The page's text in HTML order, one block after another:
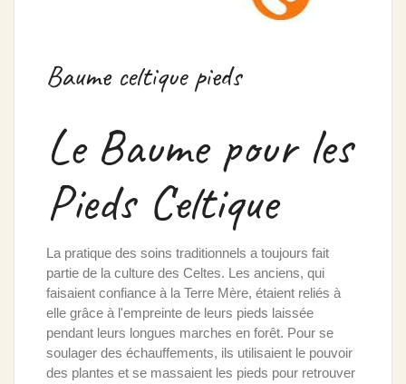
Baume celtique pieds
Le Baume pour les
Pieds Celtique
La pratique des soins traditionnels a toujours fait
partie de la culture des Celtes. Les anciens, qui
faisaient confiance à la Terre Mère, étaient reliés à
elle grâce à l'empreinte de leurs pieds laissée
pendant leurs longues marches en forêt. Pour se
soulager des échauffements, ils utilisaient le pouvoir
des plantes et se massaient les pieds pour retrouver